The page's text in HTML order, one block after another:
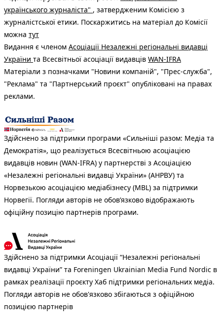
українського журналіста" , затвердженим Комісією з
журналістської етики. Поскаржитись на матеріал до Комісії
можна тут
Видання є членом Асоціації Незалежні регіональні видавці
України та Всесвітньої асоціації видавців WAN-IFRA
Матеріали з позначками "Новини компаній", "Прес-служба",
"Реклама" та "Партнерський проєкт" опубліковані на правах
реклами.
Здійснено за підтримки програми «Сильніші разом: Медіа та
Демократія», що реалізується Всесвітньою асоціацією
видавців новин (WAN-IFRA) у партнерстві з Асоціацією
«Незалежні регіональні видавці України» (АНРВУ) та
Норвезькою асоціацією медіабізнесу (MBL) за підтримки
Норвегії. Погляди авторів не обов’язково відображають
офіційну позицію партнерів програми.
Здійснено за підтримки Асоціації “Незалежні регіональні
видавці України” та Foreningen Ukrainian Media Fund Nordic в
рамках реалізації проєкту Хаб підтримки регіональних медіа.
Погляди авторів не обов'язково збігаються з офіційною
позицією партнерів